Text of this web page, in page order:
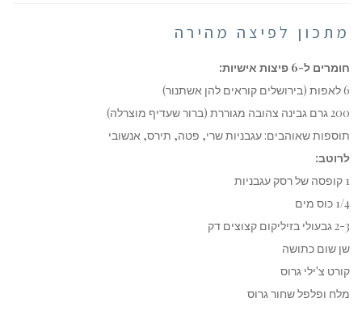
מתכון לפיצה מהירה
חומרים ל-6 פיצות אישיות:
6 לאפות (בירושלים קוראים להן אשתנור)
200 גרם גבינה צהובה מגוררת (ברור שעדיף מוצרלה)
תוספות שאוהבים: עגבניות שרי, פטה, תירס, אנשובי
לרוטב:
1 קופסה של רסק עגבניות
1/4 כוס מים
2-3 גבעולי בזיליקום קצוצים דק
שן שום כתושה
קורט צ'ילי גרוס
מלח ופלפל שחור גרוס